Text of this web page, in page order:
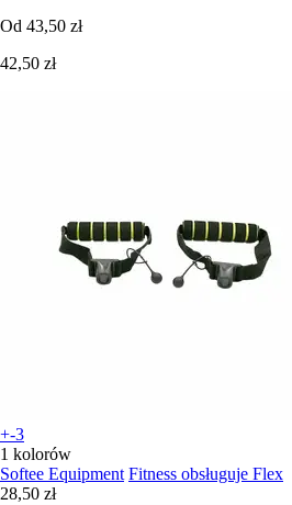
Od 43,50 zł
42,50 zł
+-3
1 kolorów
Softee Equipment Fitness obsługuje Flex
28,50 zł